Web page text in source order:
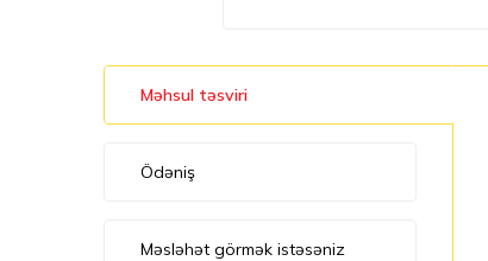
Məhsul təsviri
Ödəniş
Məsləhət görmək istəsəniz